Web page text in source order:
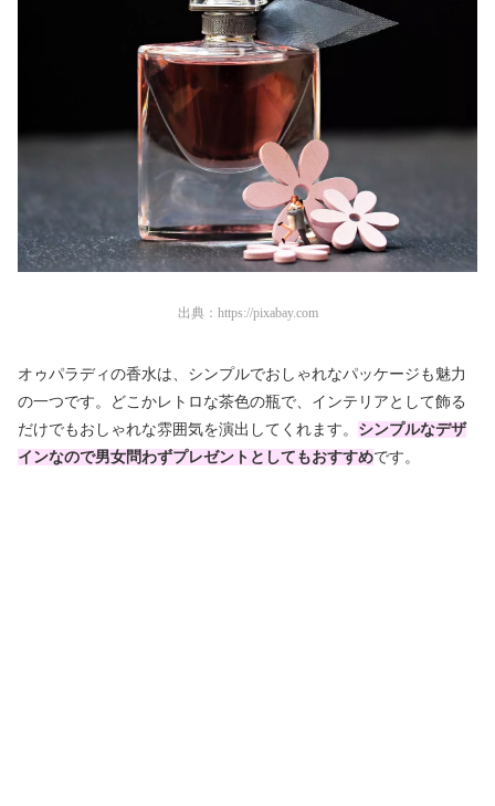
出典： https://pixabay.com
オゥパラディの香水は、シンプルでおしゃれなパッケージも魅力
の一つです。どこかレトロな茶色の瓶で、インテリアとして飾る
だけでもおしゃれな雰囲気を演出してくれます。 シンプルなデザ
インなので男女問わずプレゼントとしてもおすすめです。